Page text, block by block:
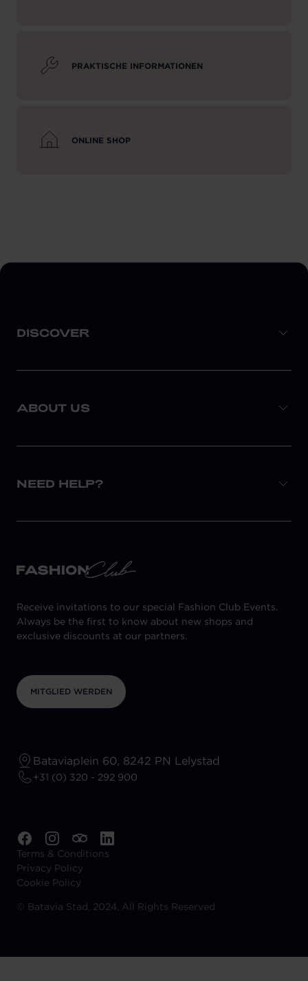
PRAKTISCHE INFORMATIONEN
ONLINE SHOP
DISCOVER
ABOUT US
NEED HELP?
Receive invitations to our special Fashion Club Events.
Always be the first to know about new shops and
exclusive discounts at our partners.
MITGLIED WERDEN
Bataviaplein 60, 8242 PN Lelystad
+31 (0) 320 - 292 900
Terms & Conditions
Privacy Policy
Cookie Policy
©
Batavia Stad, 2024, All Rights Reserved